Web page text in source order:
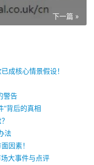
下一篇 »
成核心情景假设！
警告
”背后的真相
法
因素！
大事件与点评